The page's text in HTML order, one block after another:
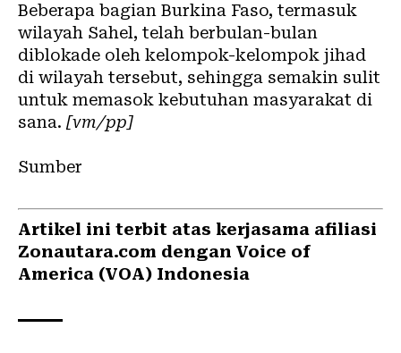
Beberapa bagian Burkina Faso, termasuk
wilayah Sahel, telah berbulan-bulan
diblokade oleh kelompok-kelompok jihad
di wilayah tersebut, sehingga semakin sulit
untuk memasok kebutuhan masyarakat di
sana. [vm/pp]
Sumber
Artikel ini terbit atas kerjasama afiliasi
Zonautara.com dengan Voice of
America (VOA) Indonesia